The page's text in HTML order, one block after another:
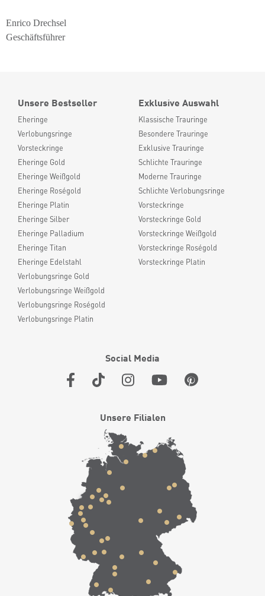
Enrico Drechsel
Geschäftsführer
Unsere Bestseller
Eheringe
Verlobungsringe
Vorsteckringe
Eheringe Gold
Eheringe Weißgold
Eheringe Roségold
Eheringe Platin
Eheringe Silber
Eheringe Palladium
Eheringe Titan
Eheringe Edelstahl
Verlobungsringe Gold
Verlobungsringe Weißgold
Verlobungsringe Roségold
Verlobungsringe Platin
Exklusive Auswahl
Klassische Trauringe
Besondere Trauringe
Exklusive Trauringe
Schlichte Trauringe
Moderne Trauringe
Schlichte Verlobungsringe
Vorsteckringe
Vorsteckringe Gold
Vorsteckringe Weißgold
Vorsteckringe Roségold
Vorsteckringe Platin
Social Media
Unsere Filialen